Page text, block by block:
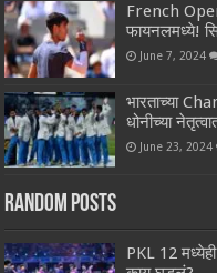
French
फायनलमध्ये!
June 7, 2024
भारताच्या
धोनीच्या
June 23, 2024
Random Posts
PKL 12